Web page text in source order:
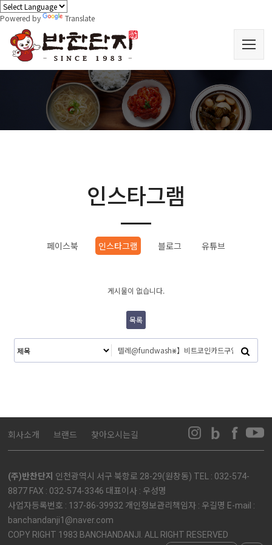
Powered by Translate
인스타그램
페이스북 인스타그램 블로그 유튜브
게시물이 없습니다.
목록
회사소개 브랜드 찾아오시는길
(주)반찬단지 인천광역시 서구 북항로 28-29(원창동) TEL : 032-574-
8877 FAX : 032-574-3346 대표이사 : 우성명
사업자등록번호 : 137-86-39932 개인정보관리책임자 : 우길명 E-mail :
banchandanji1@naver.com
COPY RIGHT 1983 BANCHANDANJI. ALL RIGHT RESERVED